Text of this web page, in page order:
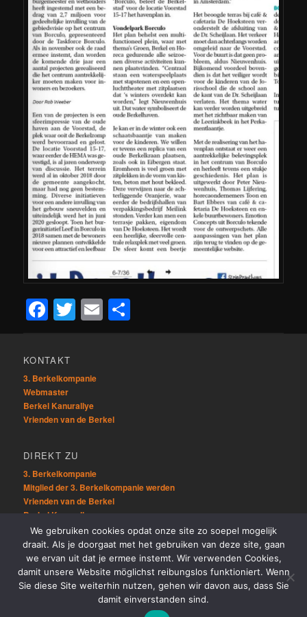
Facebook
Twitter
Email
KONTAKT
3. Berkelkompanie
Webmaster
Berkel Kanurallye
Vrienden van de Berkel
DIREKT ZU
3. Berkelkompanie
Mitglied der 3. Berkelkompanie werden
Vrienden van de Berkel
Berkel Kanurallye
ÜBRIG
Sitemap
Links
We gebruiken cookies opdat onze site zo soepel mogelijk
draait. Als je doorgaat met het gebruiken van deze site, gaan
we ervan uit dat je ermee instemt. Wir verwenden Cookies,
damit unsere Website möglichst reibungslos funktioniert. Wenn
Sie diese Site weiterhin nutzen, gehen wir davon aus, dass Sie
damit einverstanden sind.